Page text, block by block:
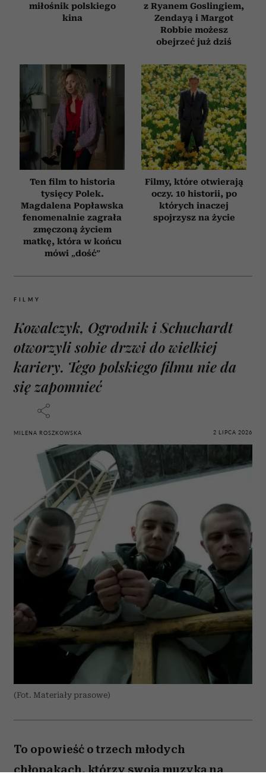
miłośnik polskiego
kina
z Ryanem Goslingiem,
Zendayą i Margot
Robbie możesz
obejrzeć już dziś
Ten film to historia
tysięcy Polek.
Magdalena Popławska
fenomenalnie zagrała
zmęczoną życiem
matkę, która w końcu
mówi „dość”
Filmy, które otwierają
oczy. 10 historii, po
których inaczej
spojrzysz na życie
FILMY
Kowalczyk, Ogrodnik i Schuchardt
otworzyli sobie drzwi do wielkiej
kariery. Tego polskiego filmu nie da
się zapomnieć
MILENA ROSZKOWSKA 2 LIPCA 2026
(Fot. Materiały prasowe)
To opowieść o trzech młodych
chłopakach, którzy swoją muzyką na